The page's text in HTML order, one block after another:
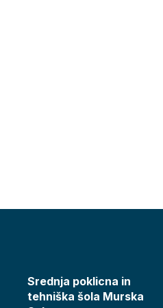
Srednja poklicna in
tehniška šola Murska